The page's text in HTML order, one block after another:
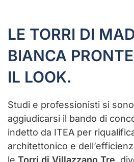
LE TORRI DI
BIANCA
IL LOOK.
Studi e professionisti si
aggiudicarsi il bando di
indetto da ITEA per
architettonico e
le Torri di Villazzano Tre,